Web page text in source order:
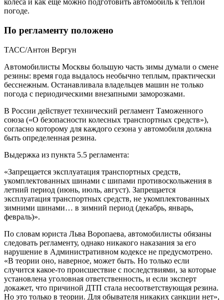
колеса и как еще можно подготовить автомобиль к теплой
погоде.
По регламенту положено
ТАСС/Антон Вергун
Автомобилисты Москвы большую часть зимы думали о смене
резины: время года выдалось необычно теплым, практически
бесснежным. Останавливала владельцев машин не только
погода с периодическими внезапными заморозками.
В России действует технический регламент Таможенного
союза («О безопасности колесных транспортных средств»),
согласно которому для каждого сезона у автомобиля должна
быть определенная резина.
Выдержка из пункта 5.5 регламента:
«Запрещается эксплуатация транспортных средств,
укомплектованных шинами с шипами противоскольжения в
летний период (июнь, июль, август). Запрещается
эксплуатация транспортных средств, не укомплектованных
зимними шинами… в зимний период (декабрь, январь,
февраль)».
По словам юриста Льва Воропаева, автомобилисты обязаны
следовать регламенту, однако никакого наказания за его
нарушение в Административном кодексе не предусмотрено.
«В теории оно, наверное, может быть. Но только если
случится какое-то происшествие с последствиями, за которые
установлена уголовная ответственность, и если эксперт
докажет, что причиной ДТП стала несоответствующая резина.
Но это только в теории. Для обывателя никаких санкции нет»,